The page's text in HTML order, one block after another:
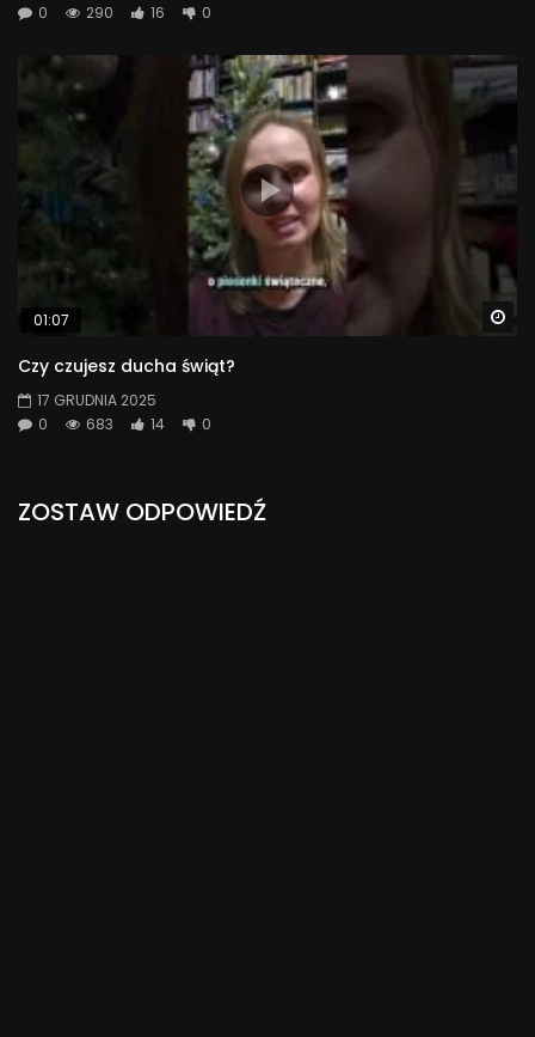
0 290 16 0
01:07
Czy czujesz ducha świąt?
17 GRUDNIA 2025
0
683 14 0
ZOSTAW ODPOWIEDŹ